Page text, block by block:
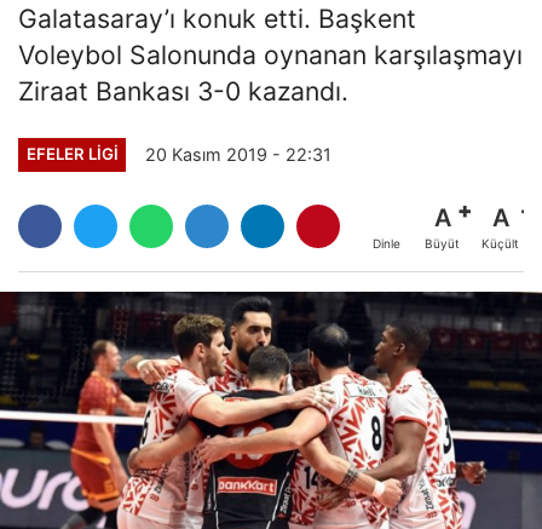
Galatasaray’ı konuk etti. Başkent
Voleybol Salonunda oynanan karşılaşmayı
Ziraat Bankası 3-0 kazandı.
EFELER LIGI 20 Kasım 2019 - 22:31
Dinle
A
Büyüt
A
Küçült